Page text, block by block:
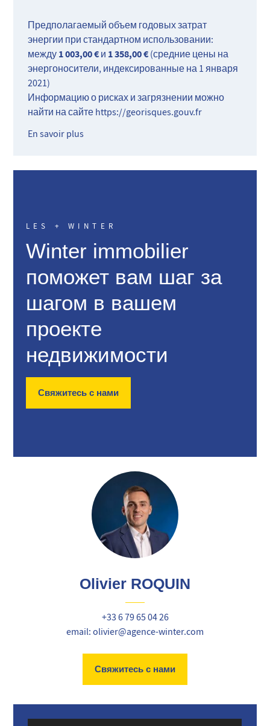
Предполагаемый объем годовых затрат
энергии при стандартном использовании:
между 1 003,00 € и 1 358,00 € (средние цены на
энергоносители, индексированные на 1 января
2021)
Информацию о рисках и загрязнении можно
найти на сайте https://georisques.gouv.fr
En savoir plus
LES + WINTER
Winter immobilier
поможет вам шаг за
шагом в вашем
проекте
недвижимости
Свяжитесь с нами
Olivier ROQUIN
+33 6 79 65 04 26
email: olivier@agence-winter.com
Свяжитесь с нами